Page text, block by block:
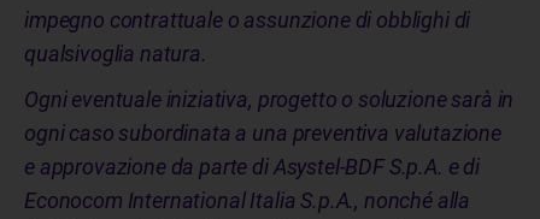
impegno contrattuale o assunzione di obblighi di
qualsivoglia natura.
Ogni eventuale iniziativa, progetto o soluzione sarà in
ogni caso subordinata a una preventiva valutazione
e approvazione da parte di Asystel-BDF S.p.A. e di
Econocom International Italia S.p.A., nonché alla